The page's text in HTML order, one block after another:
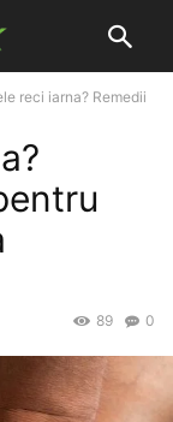
reci iarna? Remedii
0
89